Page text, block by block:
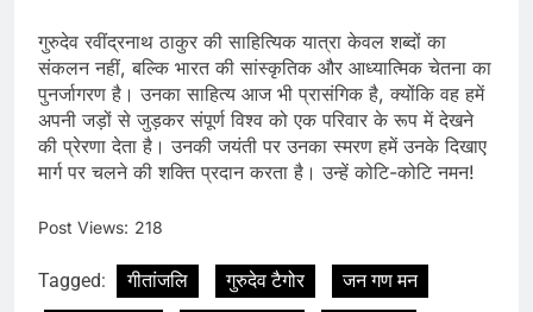
गुरुदेव रवींद्रनाथ ठाकुर की साहित्यिक यात्रा केवल शब्दों का
संकलन नहीं, बल्कि भारत की सांस्कृतिक और आध्यात्मिक चेतना का
पुनर्जागरण है। उनका साहित्य आज भी प्रासंगिक है, क्योंकि वह हमें
अपनी जड़ों से जुड़कर संपूर्ण विश्व को एक परिवार के रूप में देखने
की प्रेरणा देता है। उनकी जयंती पर उनका स्मरण हमें उनके दिखाए
मार्ग पर चलने की शक्ति प्रदान करता है। उन्हें कोटि-कोटि नमन!
Post Views: 218
Tagged: गीतांजलि गुरुदेव टैगोर
जन गण मन